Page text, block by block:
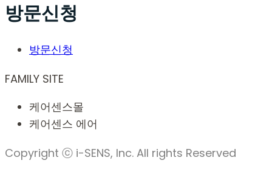
방문신청
방문신청
FAMILY SITE
케어센스몰
케어센스 에어
Copyright ⓒ i-SENS, Inc. All rights Reserved